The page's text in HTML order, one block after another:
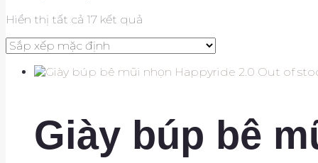
Hiển thị tất cả 17 kết quả
Out of
Giày búp bê